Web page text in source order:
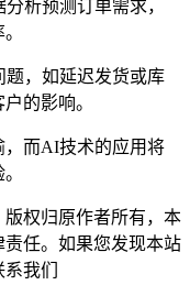
析预测订单需求，
题，如延迟发货或库
的影响。
，而AI技术的应用将
权归原作者所有，本
任。如果您发现本站
我们